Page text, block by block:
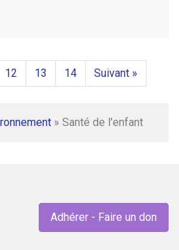
12 13 14 Suivant »
» Santé de l'enfant
Adhérer - Faire un don